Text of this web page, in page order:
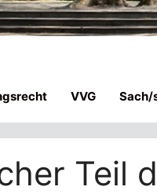
VVG Sach/
Teil